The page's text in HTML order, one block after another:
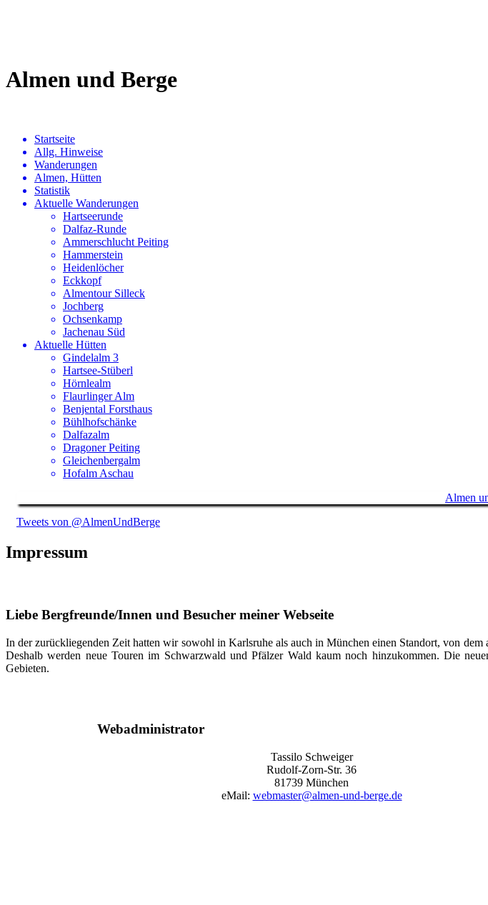
Almen und Berge
Startseite
Allg. Hinweise
Wanderungen
Almen, Hütten
Statistik
Aktuelle Wanderungen
Hartseerunde
Dalfaz-Runde
Ammerschlucht Peiting
Hammerstein
Heidenlöcher
Eckkopf
Almentour Silleck
Jochberg
Ochsenkamp
Jachenau Süd
Aktuelle Hütten
Gindelalm 3
Hartsee-Stüberl
Hörnlealm
Flaurlinger Alm
Benjental Forsthaus
Bühlhofschänke
Dalfazalm
Dragoner Peiting
Gleichenbergalm
Hofalm Aschau
Almen
Tweets von @AlmenUndBerge
Impressum
Liebe Bergfreunde/Innen und Besucher meiner Webseite
In der zurückliegenden Zeit hatten wir sowohl in Karlsruhe als auch in München einen Standort, von
Deshalb werden neue Touren im Schwarzwald und Pfälzer Wald kaum noch hinzukommen. Die
Gebieten.
Webadministrator
Tassilo Schweiger
Rudolf-Zorn-Str. 36
81739 München
eMail: webmaster@almen-und-berge.de